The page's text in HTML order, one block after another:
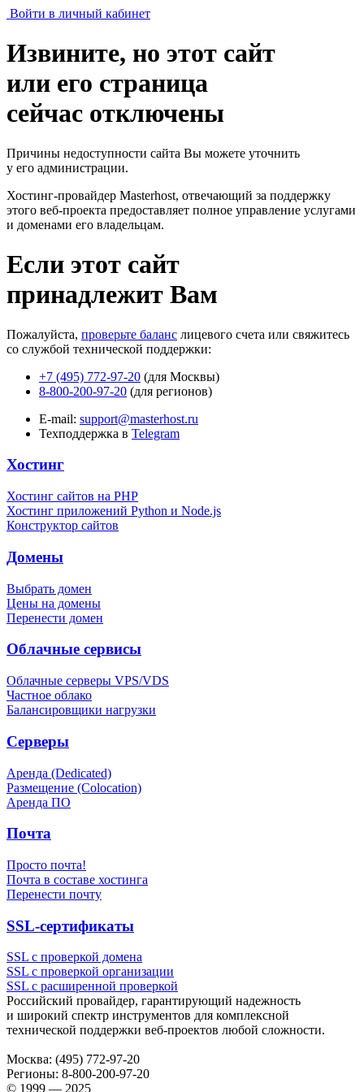
Войти в личный кабинет
Извините, но этот сайт
или его страница
сейчас отключены
Причины недоступности сайта Вы можете уточнить
у его администрации.
Хостинг-провайдер Masterhost, отвечающий за поддержку
этого веб-проекта предоставляет полное управление услугами
и доменами его владельцам.
Если этот сайт
принадлежит Вам
Пожалуйста, проверьте баланс лицевого счета или свяжитесь
со службой технической поддержки:
+7 (495) 772-97-20 (для Москвы)
8-800-200-97-20 (для регионов)
E-mail: support@masterhost.ru
Техподдержка в Telegram
Хостинг
Хостинг сайтов на PHP
Хостинг приложений Python и Node.js
Конструктор сайтов
Домены
Выбрать домен
Цены на домены
Перенести домен
Облачные сервисы
Облачные серверы VPS/VDS
Частное облако
Балансировщики нагрузки
Серверы
Аренда (Dedicated)
Размещение (Colocation)
Аренда ПО
Почта
Просто почта!
Почта в составе хостинга
Перенести почту
SSL-сертификаты
SSL с проверкой домена
SSL с проверкой организации
SSL с расширенной проверкой
Российский провайдер, гарантирующий надежность
и широкий спектр инструментов для комплексной
технической поддержки веб-проектов любой сложности.
Москва: (495) 772-97-20
Регионы: 8-800-200-97-20
© 1999 — 2025